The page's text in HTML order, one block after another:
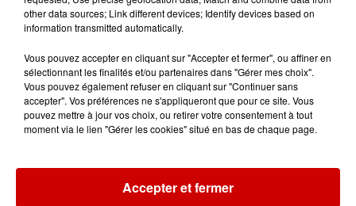
de la...
Destination Vacances : inscrivez-
vous !
other data sources; Link different devices; Identify devices based on
information transmitted automatically.
Vous pouvez accepter en cliquant sur "Accepter et fermer", ou affiner en
sélectionnant les finalités et/ou partenaires dans "Gérer mes choix".
Vous pouvez également refuser en cliquant sur "Continuer sans
accepter". Vos préférences ne s'appliqueront que pour ce site. Vous
pouvez mettre à jour vos choix, ou retirer votre consentement à tout
moment via le lien "Gérer les cookies" situé en bas de chaque page.
Accepter et fermer